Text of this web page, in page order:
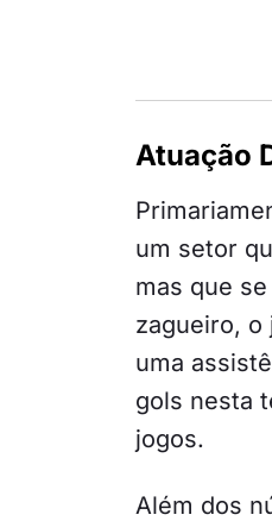
Atuação
um setor
mas que
zagueiro, o
uma
gols nesta
jogos.
Além dos